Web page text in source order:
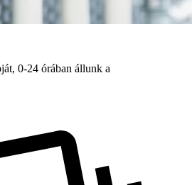
0-24 órában állunk a